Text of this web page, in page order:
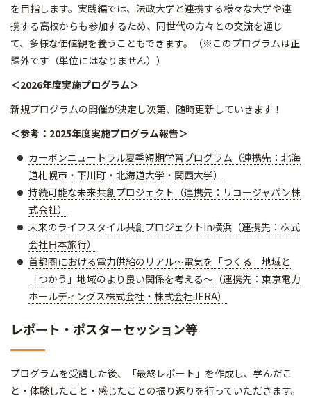
を目指します。実践編では、法政大学と連携する様々な大学や連
携する高校からも参加するため、同世代の方々との交流を通じ
て、多様な価値観を養うこともできます。（※このプログラムは正
課外です（単位にはなりません））
＜2026年度実施プログラム＞
新規プログラムの開催が決定し次第、随時更新していきます！
＜参考：2025年度実施プログラム報告＞
カーボンニュートラル夏季短期学習プログラム（連携先：北海
道札幌市・下川町・北海道大学・関西大学）
持続可能な未来共創プロジェクト（連携先：リコージャパン株
式会社）
未来のライフスタイル共創プロジェクトin横浜（連携先：株式
会社日本旅行）
首都圏における電力供給のリアル～電気を「つくる」地域と
「つかう」地域のより良い関係を考える～（連携先：東京電力
ホールディングス株式会社・株式会社JERA）
レポート・ポスターセッション等
プログラムを受講した後、「最終レポート」を作成し、学んだこ
と・体験したこと・感じたことの振り返りを行っていただきます。